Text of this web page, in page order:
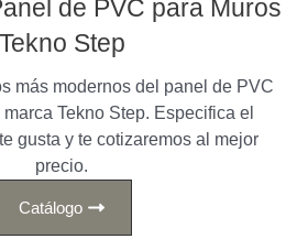
de PVC para Muros
Tekno Step
más modernos del panel de PVC
Tekno Step. Especifica el
gusta y te cotizaremos al mejor
precio.
Catálogo